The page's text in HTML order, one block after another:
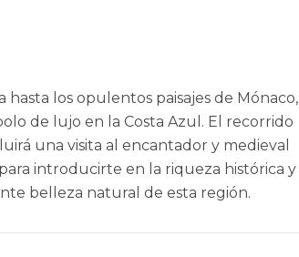
hasta los opulentos paisajes de Mónaco,
de lujo en la Costa Azul. El recorrido
una visita al encantador y medieval
introducirte en la riqueza histórica y
belleza natural de esta región.